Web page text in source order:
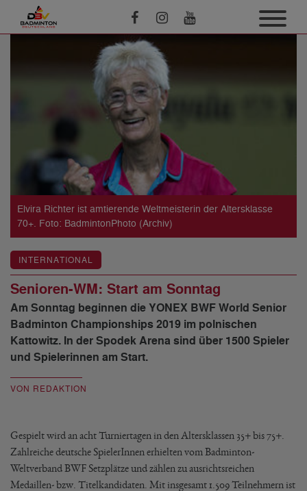
Elvira Richter ist amtierende Weltmeisterin der Altersklasse
70+. Foto: BadmintonPhoto (Archiv)
INTERNATIONAL
Senioren-WM: Start am Sonntag
Am Sonntag beginnen die YONEX BWF World Senior
Badminton Championships 2019 im polnischen
Kattowitz. In der Spodek Arena sind über 1500 Spieler
und Spielerinnen am Start.
VON REDAKTION
Gespielt wird an acht Turniertagen in den Altersklassen 35+ bis 75+.
Zahlreiche deutsche SpielerInnen erhielten vom Badminton-
Weltverband BWF Setzplätze und zählen zu ausrichtsreichen
Medaillen- bzw. Titelkandidaten. Mit insgesamt 1.509 Teilnehmern ist